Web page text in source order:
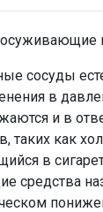
сосуды
в
и в
таких как
в
средства